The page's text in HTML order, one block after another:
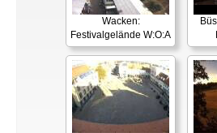
Wacken:
Festivalgelände W:O:A